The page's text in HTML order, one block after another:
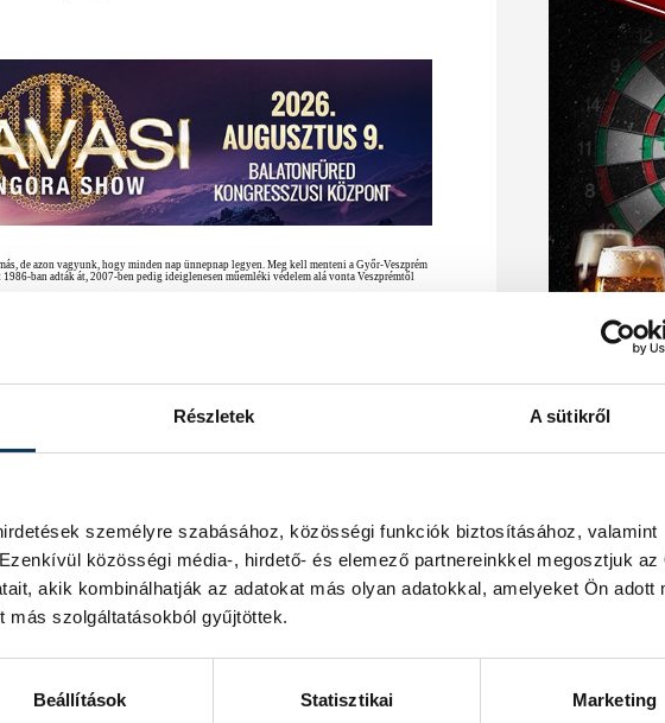
Részletek A sütikről
személyre szabásához, közösségi funkciók biztosításához, valamint
közösségi média-, hirdető- és elemező partnereinkkel megosztjuk az
akik kombinálhatják az adatokat más olyan adatokkal, amelyeket Ön adott
szolgáltatásokból gyűjtöttek.
Beállítások Statisztikai Marketing
de azon vagyunk, hogy minden nap ünnepnap legyen. Meg kell menteni a Győr-Veszprém
ban adták át, 2007-ben pedig ideiglenesen műemléki védelem alá vonta Veszprémtől
megyék vezetői, dr. Szakács Imre (Győr-Moson-Sopron megye) és Talabér Márta.
hogy a sikeres mentőakciót követően a Magas-Bakonyt átszelő Cupa-patak mentén is
Hivatal és egyes szakminisztériumok támogatása. A Cuha-völgyi vasút
hogy ez a vasútvonal lekerült a megszűnésre ítéltek listájáról. Már csak a
Sopron megyei közgyűlés elnöke.